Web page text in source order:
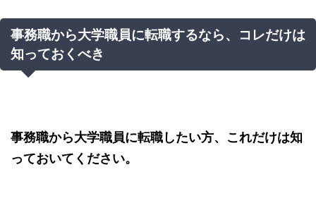
事務職から大学職員に転職するなら、コレだけは
知っておくべき
事務職から大学職員に転職したい方、これだけは知
っておいてください。